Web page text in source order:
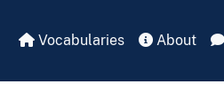
Vocabularies About